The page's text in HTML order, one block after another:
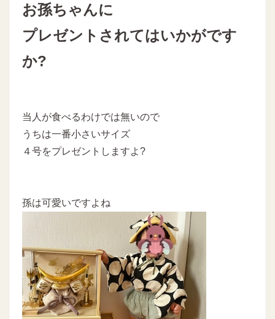
お孫ちゃんに
プレゼントされてはいかがです
か?
当人が食べるわけでは無いので
うちは一番小さいサイズ
４号をプレゼントしますよ?
孫は可愛いですよね